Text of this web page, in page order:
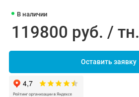
В наличии
119800 руб. / тн.
Оставить заявку